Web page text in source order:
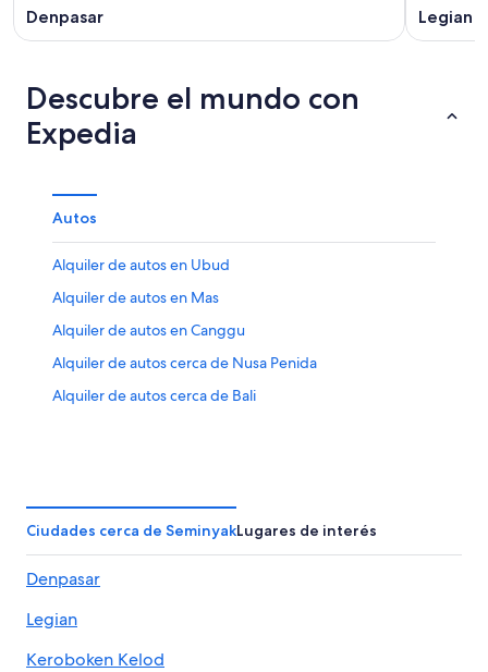
Denpasar Legian
Descubre el mundo con
Expedia
Autos
Alquiler de autos en Ubud
Alquiler de autos en Mas
Alquiler de autos en Canggu
Alquiler de autos cerca de Nusa Penida
Alquiler de autos cerca de Bali
Ciudades cerca de SeminyakLugares de interés
Denpasar
Legian
Keroboken Kelod